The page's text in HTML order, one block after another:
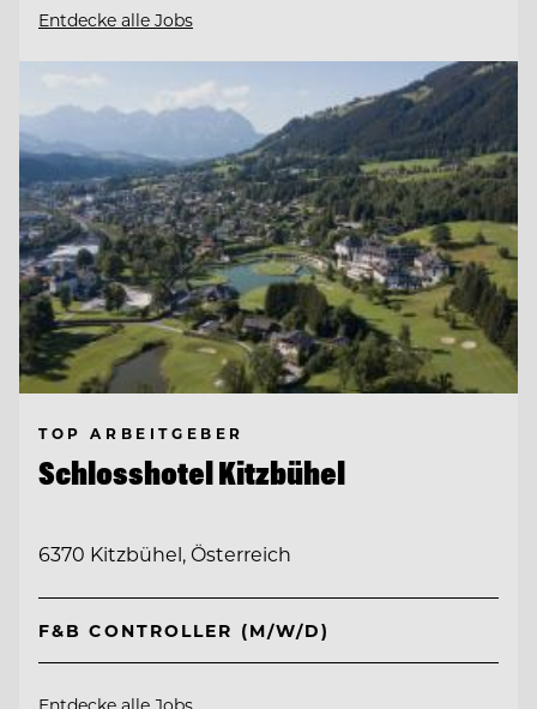
Entdecke alle Jobs
TOP ARBEITGEBER
Schlosshotel Kitzbühel
6370 Kitzbühel, Österreich
F&B CONTROLLER (M/W/D)